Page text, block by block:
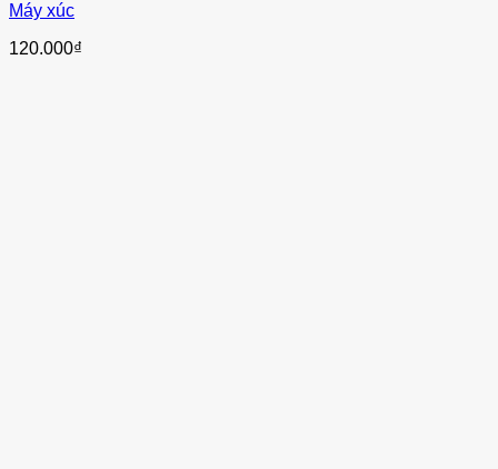
Máy xúc
120.000₫